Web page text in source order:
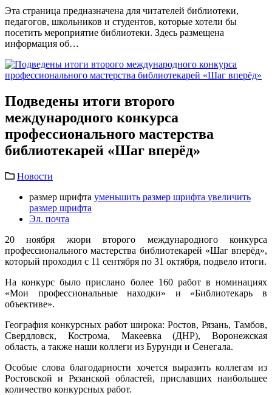
Эта страница предназначена для читателей библиотеки,
педагогов, школьников и студентов, которые хотели бы
посетить мероприятие библиотеки. Здесь размещена
информация об…
Подведены итоги второго
международного конкурса
профессионального мастерства
библиотекарей «Шаг вперёд»
Новости
размер шрифта уменьшить размер шрифта увеличить
размер шрифта
Эл. почта
20 ноября жюри второго международного конкурса
профессионального мастерства библиотекарей «Шаг вперёд»,
который проходил с 11 сентября по 31 октября, подвело итоги.
На конкурс было прислано более 160 работ в номинациях
«Мои профессиональные находки» и «Библиотекарь в
объективе».
География конкурсных работ широка: Ростов, Рязань, Тамбов,
Свердловск, Кострома, Макеевка (ДНР), Воронежская
область, а также наши коллеги из Бурунди и Сенегала.
Особые слова благодарности хочется выразить коллегам из
Ростовской и Рязанской областей, приславших наибольшее
количество конкурсных работ.